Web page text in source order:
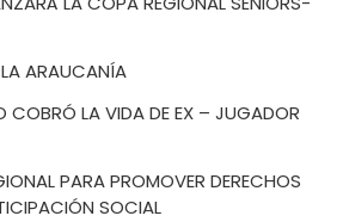
LA ARAUCANÍA
COBRÓ LA VIDA DE EX – JUGADOR
PARA PROMOVER DERECHOS
SOCIAL